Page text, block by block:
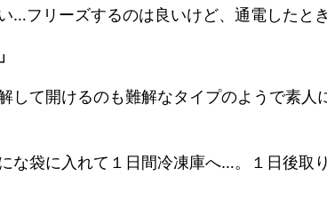
フリーズするのは良いけど、通電したと
して開けるのも難解なタイプのようで素
な袋に入れて１日間冷凍庫へ…。１日後